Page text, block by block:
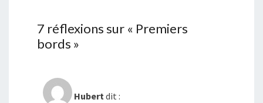
7 réflexions sur « Premiers
bords »
Hubertdit :